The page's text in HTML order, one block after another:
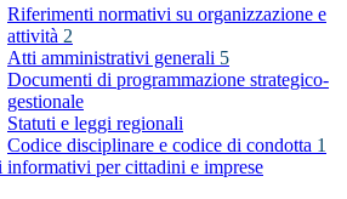
Riferimenti normativi su organizzazione e
attività 2
Atti amministrativi generali 5
Documenti di programmazione strategico-
gestionale
Statuti e leggi regionali
Codice disciplinare e codice di condotta 1
informativi per cittadini e imprese